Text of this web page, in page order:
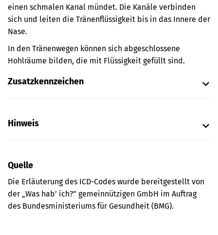
einen schmalen Kanal mündet. Die Kanäle verbinden
sich und leiten die Tränenflüssigkeit bis in das Innere der
Nase.
In den Tränenwegen können sich abgeschlossene
Hohlräume bilden, die mit Flüssigkeit gefüllt sind.
Zusatzkennzeichen
Hinweis
Quelle
Die Erläuterung des ICD-Codes wurde bereitgestellt von
der „Was hab’ ich?” gemeinnützigen GmbH im Auftrag
des Bundesministeriums für Gesundheit (BMG).